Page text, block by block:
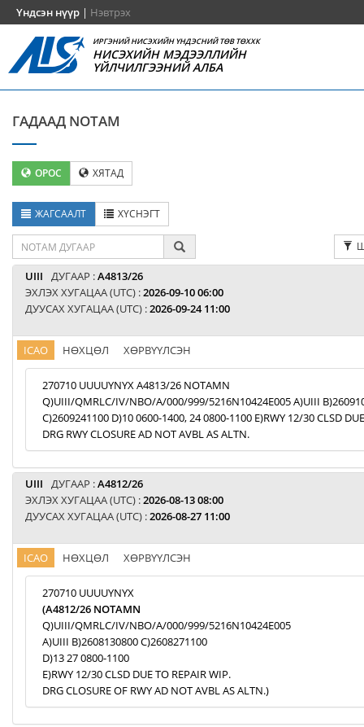
Үндсэн нүүр | Нэвтрэх
ИРГЭНИЙ НИСЭХИЙН ҮНДЭСНИЙ ТӨВ ТӨХХК
НИСЭХИЙН МЭДЭЭЛЛИЙН
ҮЙЛЧИЛГЭЭНИЙ АЛБА
ГАДААД NOTAM
ОРОС ХЯТАД
ЖАГСААЛТ ХҮСНЭГТ
UIII ДУГААР :A4813/26
ЭХЛЭХ ХУГАЦАА (UTC) :2026-09-10 06:00
ДУУСАХ ХУГАЦАА (UTC) :2026-09-24 11:00
ICAO НӨХЦӨЛ ХӨРВҮҮЛСЭН
270710 UUUUYNYX A4813/26 NOTAMN
Q)UIII/QMRLC/IV/NBO/A/000/999/5216N10424E005 A)UIII
C)2609241100 D)10 0600-1400, 24 0800-1100 E)RWY 12/30 CLSD
DRG RWY CLOSURE AD NOT AVBL AS ALTN.
UIII ДУГААР :A4812/26
ЭХЛЭХ ХУГАЦАА (UTC) :2026-08-13 08:00
ДУУСАХ ХУГАЦАА (UTC) :2026-08-27 11:00
ICAO НӨХЦӨЛ ХӨРВҮҮЛСЭН
270710 UUUUYNYX
(A4812/26 NOTAMN
Q)UIII/QMRLC/IV/NBO/A/000/999/5216N10424E005
A)UIII B)2608130800 C)2608271100
D)13 27 0800-1100
E)RWY 12/30 CLSD DUE TO REPAIR WIP.
DRG CLOSURE OF RWY AD NOT AVBL AS ALTN.)